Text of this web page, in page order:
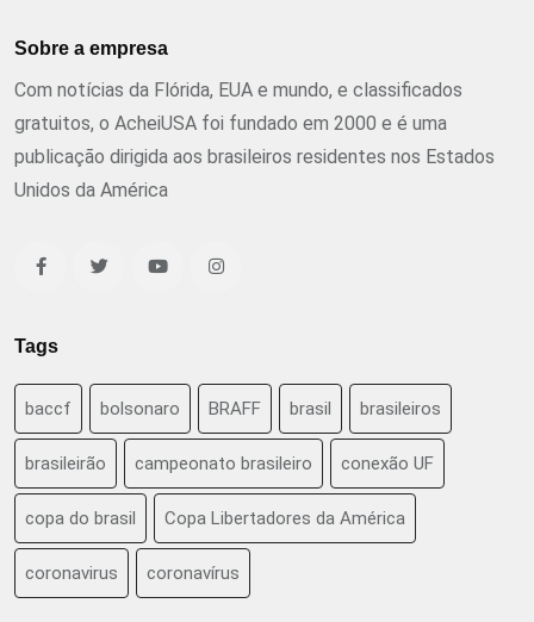
Sobre a empresa
Com notícias da Flórida, EUA e mundo, e classificados
gratuitos, o AcheiUSA foi fundado em 2000 e é uma
publicação dirigida aos brasileiros residentes nos Estados
Unidos da América
Tags
baccf bolsonaro BRAFF brasil brasileiros
brasileirão campeonato brasileiro conexão UF
copa do brasil Copa Libertadores da América
coronavirus coronavírus